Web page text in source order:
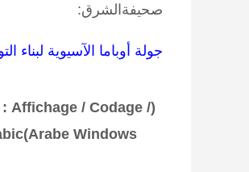
صحيفةالشرق:
جولة أوباما الآسيوية لبناء
(
: Affichage / Codage /
Arabe Windows)